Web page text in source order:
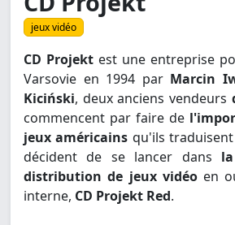
jeux vidéo
CD Projekt est une entreprise
Varsovie en 1994 par Marcin
Kiciński, deux anciens vendeurs
commencent par faire de
jeux américains qu'ils
décident de se lancer dans
distribution de jeux vidéoen
interne, CD Projekt Red.